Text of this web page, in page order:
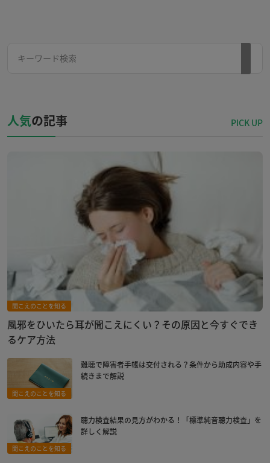
人気の記事
聞こえのことを知る
風邪をひいたら耳が聞こえにくい？その原因と今すぐでき
るケア方法
聞こえのことを知る
難聴で障害者手帳は交付される？条件から助成内容や手
続きまで解説
聞こえのことを知る
聴力検査結果の見方がわかる！「標準純音聴力検査」を
詳しく解説